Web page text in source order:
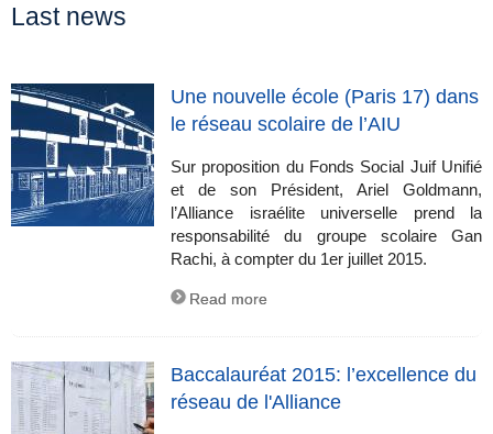
Last news
Une nouvelle école (Paris 17) dans
le réseau scolaire de l’AIU
Sur proposition du Fonds Social Juif Unifié
et de son Président, Ariel Goldmann,
l’Alliance israélite universelle prend la
responsabilité du groupe scolaire Gan
Rachi, à compter du 1er juillet 2015.
Read more
Baccalauréat 2015: l’excellence du
réseau de l'Alliance